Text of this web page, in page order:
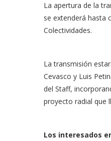
La apertura de la
se extenderá hasta
Colectividades.
La transmisión
Cevasco y Luis
del Staff,
proyecto radial que
Los interesados